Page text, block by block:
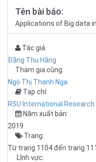
Tên bài báo:
Applications of Big data
Tác giả:
Đặng Thu Hằng
Tham gia cùng:
Ngô Thị Thanh Nga
Tạp chí:
RSU International
Năm xuất bản:
2019
Trang:
Từ trang 1104 đến trang
Lĩnh vực: